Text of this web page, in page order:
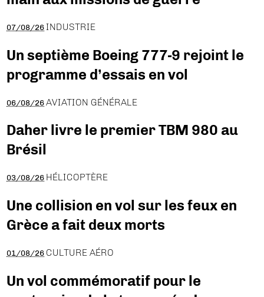
07/08/26 INDUSTRIE
Un septième Boeing 777-9 rejoint le
programme d’essais en vol
06/08/26 AVIATION GÉNÉRALE
Daher livre le premier TBM 980 au
Brésil
03/08/26 HÉLICOPTÈRE
Une collision en vol sur les feux en
Grèce a fait deux morts
01/08/26 CULTURE AÉRO
Un vol commémoratif pour le